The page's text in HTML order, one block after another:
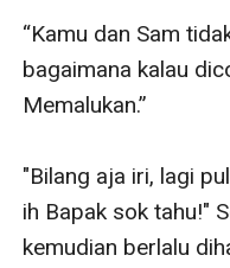
“Kamu dan Sam
bagaimana kalau
Memalukan.”
"Bilang aja iri, lagi
ih Bapak sok tahu!"
kemudian berlalu